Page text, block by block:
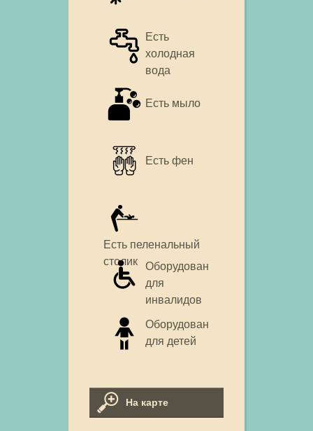
Есть
холодная
вода
Есть мыло
Есть фен
Есть пеленальный
столик
Оборудован
для
инвалидов
Оборудован
для детей
На карте